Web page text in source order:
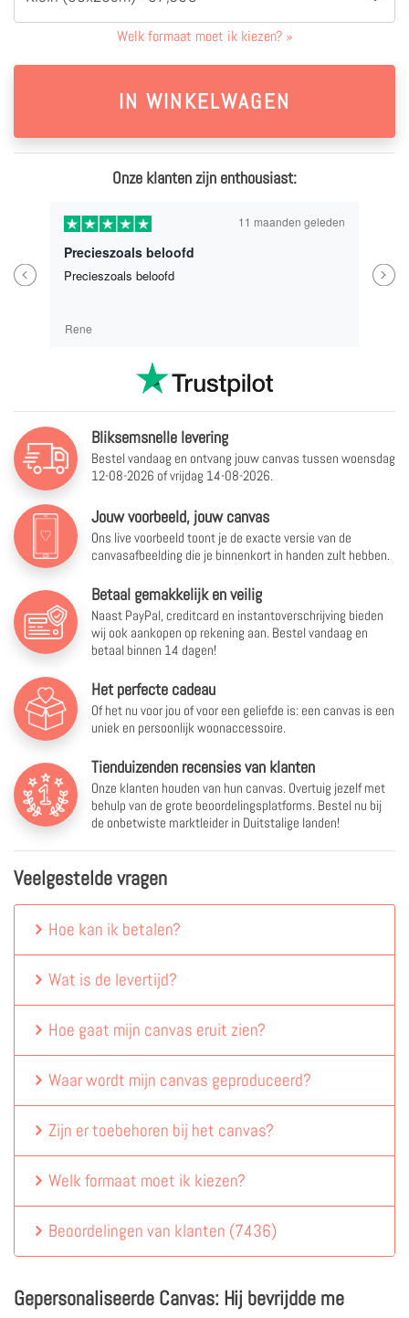
Welk formaat moet ik kiezen? »
Onze klanten zijn enthousiast:
Previous
11 maanden geleden
Precieszoals beloofd
Precieszoals beloofd
Rene
Next
Bliksemsnelle levering
Bestel vandaag en ontvang jouw canvas tussen woensdag
12-08-2026 of vrijdag 14-08-2026.
Jouw voorbeeld, jouw canvas
Ons live voorbeeld toont je de exacte versie van de
canvasafbeelding die je binnenkort in handen zult hebben.
Betaal gemakkelijk en veilig
Naast PayPal, creditcard en instantoverschrijving bieden
wij ook aankopen op rekening aan. Bestel vandaag en
betaal binnen 14 dagen!
Het perfecte cadeau
Of het nu voor jou of voor een geliefde is: een canvas is een
uniek en persoonlijk woonaccessoire.
Tienduizenden recensies van klanten
Onze klanten houden van hun canvas. Overtuig jezelf met
behulp van de grote beoordelingsplatforms. Bestel nu bij
de onbetwiste marktleider in Duitstalige landen!
Veelgestelde vragen
Hoe kan ik betalen?
Wat is de levertijd?
Hoe gaat mijn canvas eruit zien?
Waar wordt mijn canvas geproduceerd?
Zijn er toebehoren bij het canvas?
Welk formaat moet ik kiezen?
Beoordelingen van klanten (7436)
Gepersonaliseerde Canvas: Hij bevrijdde me